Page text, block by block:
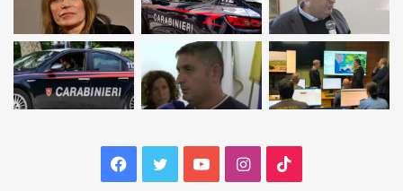
Facebook
TwitterYouTubeInstagram